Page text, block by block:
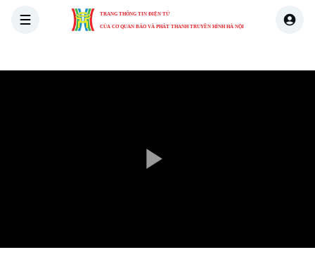
TRANG THÔNG TIN ĐIỆN TỬ
CỦA CƠ QUAN BÁO VÀ PHÁT THANH TRUYỀN HÌNH HÀ NỘI